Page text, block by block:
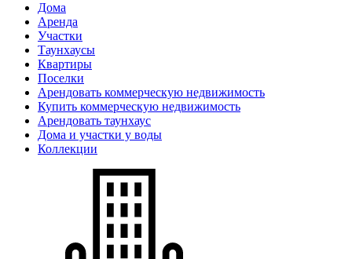
Дома
Аренда
Участки
Таунхаусы
Квартиры
Поселки
Арендовать коммерческую недвижимость
Купить коммерческую недвижимость
Арендовать таунхаус
Дома и участки у воды
Коллекции